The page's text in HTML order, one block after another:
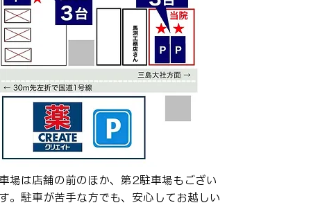
場は店舗の前のほか、第2駐車場もござい
。駐車が苦手な方でも、安心してお越し​​​い